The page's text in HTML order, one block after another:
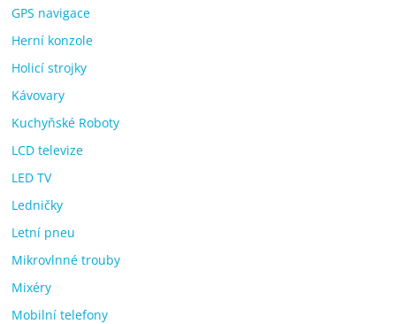
GPS navigace
Herní konzole
Holicí strojky
Kávovary
Kuchyňské Roboty
LCD televize
LED TV
Ledničky
Letní pneu
Mikrovlnné trouby
Mixéry
Mobilní telefony